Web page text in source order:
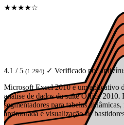
★★★★☆
4.1 / 5 (1 294) ✓ Verificado por
Microsoft Excel 2010 é um aplicativo
análise de dados da suíte Office 2010.
segmentadores para tabelas
aprimorada e visualização de